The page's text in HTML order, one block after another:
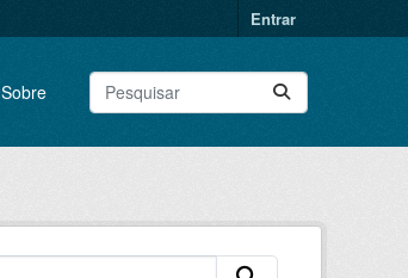
Entrar
Sobre